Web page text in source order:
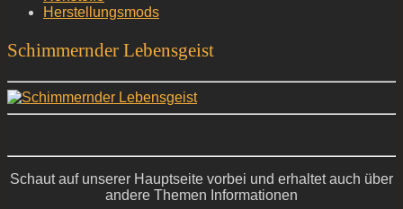
Herstellungsmods
Schimmernder Lebensgeist
Schaut auf unserer Hauptseite vorbei und erhaltet auch über
andere Themen Informationen